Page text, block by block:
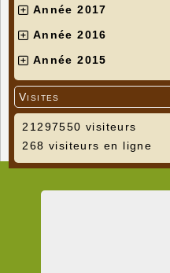
Année 2017
Année 2016
Année 2015
Visites
21297550 visiteurs
268 visiteurs en ligne